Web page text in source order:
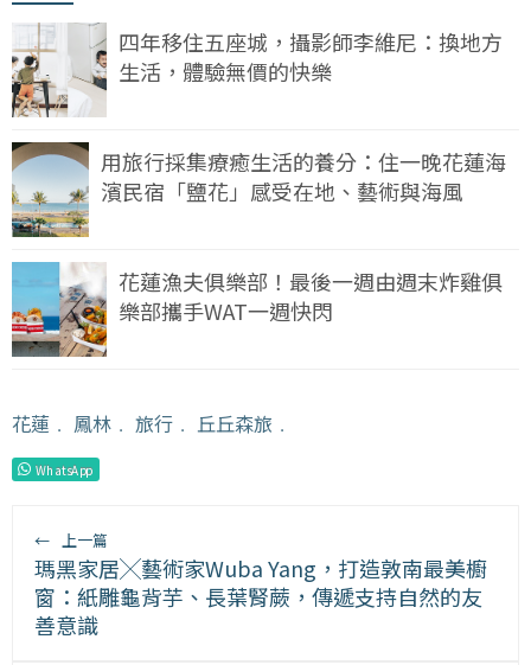
四年移住五座城，攝影師李維尼：換地方
生活，體驗無價的快樂
用旅行採集療癒生活的養分：住一晚花蓮海
濱民宿「鹽花」感受在地、藝術與海風
花蓮漁夫俱樂部！最後一週由週末炸雞俱
樂部攜手WAT一週快閃
花蓮 ﹒ 鳳林 ﹒ 旅行 ﹒ 丘丘森旅 ﹒
WhatsApp
← 上一篇
瑪黑家居╳藝術家Wuba Yang，打造敦南最美櫥
窗：紙雕龜背芋、長葉腎蕨，傳遞支持自然的友
善意識